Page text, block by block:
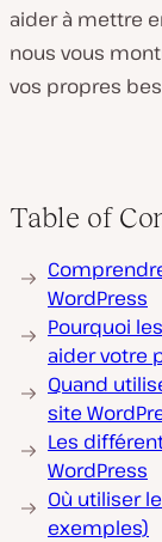
aider à mettre
nous vous
vos propres
Table of
WordPress
Pourquoi
aider votre
Quand
site
Les
WordPress
Où utiliser
exemples)